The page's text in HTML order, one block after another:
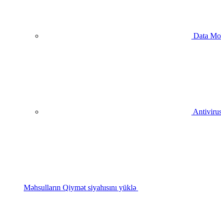
Data
Məhsulların Qiymət siyahısını yüklə